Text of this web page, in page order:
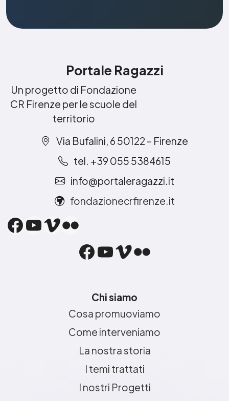
Portale Ragazzi
Un progetto di Fondazione
CR Firenze per le scuole del
territorio
Via Bufalini, 6 50122 – Firenze
tel. +39 055 5384615
info@portaleragazzi.it
fondazionecrfirenze.it
Facebook
YouTube
Vimeo
Flickr
Facebook
YouTube
Vimeo
Flickr
Chi siamo
Cosa promuoviamo
Come interveniamo
La nostra storia
I temi trattati
I nostri Progetti